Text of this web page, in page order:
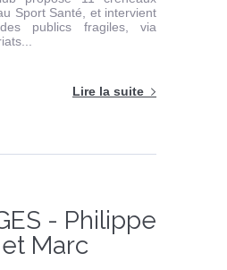
Sport Santé, et intervient
publics fragiles, via
Lire la suite
- Philippe
Marc